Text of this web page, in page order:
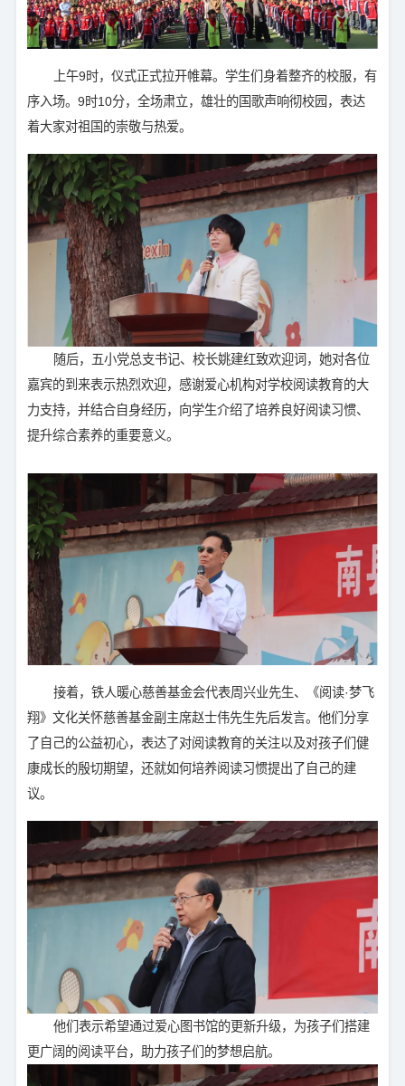
上午9时，仪式正式拉开帷幕。学生们身着整齐的校服，有
序入场。9时10分，全场肃立，雄壮的国歌声响彻校园，表达
着大家对祖国的崇敬与热爱。
随后，五小党总支书记、校长姚建红致欢迎词，她对各位
嘉宾的到来表示热烈欢迎，感谢爱心机构对学校阅读教育的大
力支持，并结合自身经历，向学生介绍了培养良好阅读习惯、
提升综合素养的重要意义。
接着，铁人暖心慈善基金会代表周兴业先生、《阅读·梦飞
翔》文化关怀慈善基金副主席赵士伟先生先后发言。他们分享
了自己的公益初心，表达了对阅读教育的关注以及对孩子们健
康成长的殷切期望，还就如何培养阅读习惯提出了自己的建
议。
他们表示希望通过爱心图书馆的更新升级，为孩子们搭建
更广阔的阅读平台，助力孩子们的梦想启航。